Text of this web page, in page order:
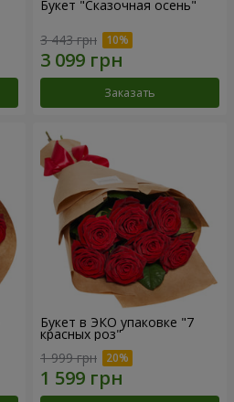
Букет "Сказочная осень"
3 443 грн
Заказать
Букет в ЭКО упаковке "7
красных роз"
1 999 грн